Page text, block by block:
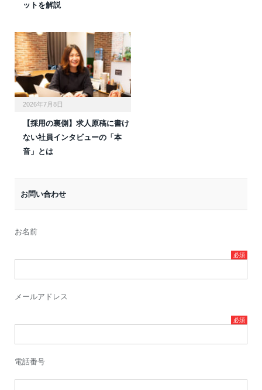
ットを解説
2026年7月8日
【採用の裏側】求人原稿に書け
ない社員インタビューの「本
音」とは
お問い合わせ
お名前
メールアドレス
電話番号